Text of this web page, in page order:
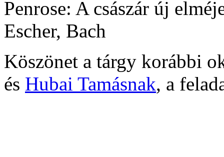
Penrose: A császár új
Escher, Bach
Köszönet a tárgy korábbi
és Hubai Tamásnak, a